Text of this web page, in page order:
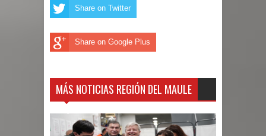
Share on Twitter
Share on Google Plus
MÁS NOTICIAS REGIÓN DEL MAULE